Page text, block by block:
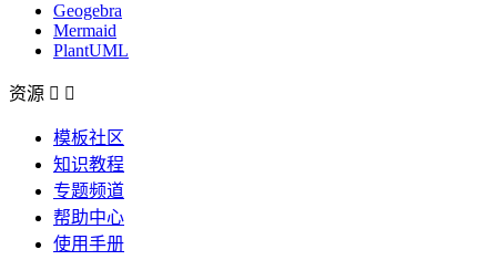
Geogebra
Mermaid
PlantUML
资源  
模板社区
知识教程
专题频道
帮助中心
使用手册